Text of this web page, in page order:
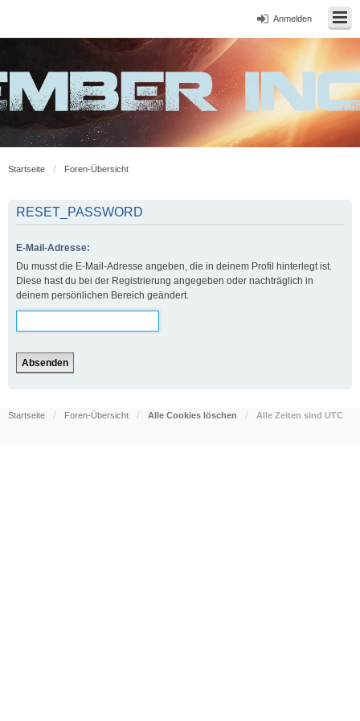
Anmelden
Startseite Foren-Übersicht
RESET_PASSWORD
E-Mail-Adresse:
Du musst die E-Mail-Adresse angeben, die in deinem Profil hinterlegt ist.
Diese hast du bei der Registrierung angegeben oder nachträglich in
deinem persönlichen Bereich geändert.
Startseite Foren-Übersicht Alle Cookies löschen Alle Zeiten sind UTC